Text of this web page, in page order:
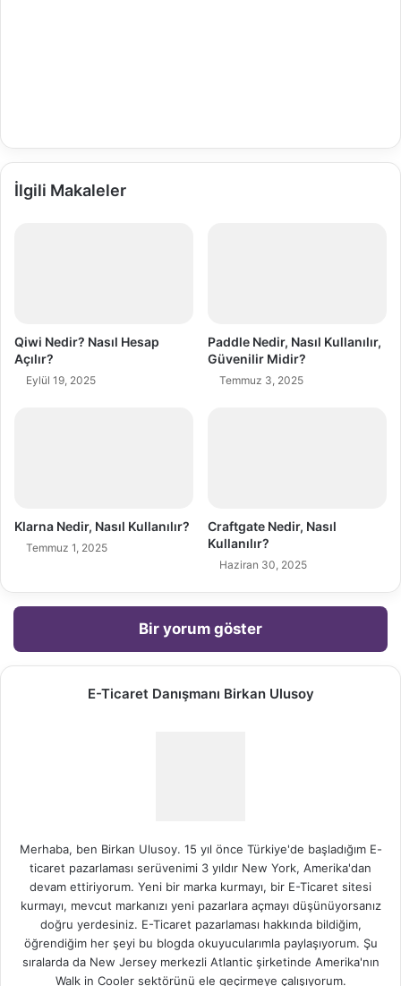
İlgili Makaleler
Qiwi Nedir? Nasıl Hesap
Açılır?
Eylül 19, 2025
Paddle Nedir, Nasıl Kullanılır,
Güvenilir Midir?
Temmuz 3, 2025
Klarna Nedir, Nasıl Kullanılır?
Temmuz 1, 2025
Craftgate Nedir, Nasıl
Kullanılır?
Haziran 30, 2025
Bir yorum göster
E-Ticaret Danışmanı Birkan Ulusoy
Merhaba, ben Birkan Ulusoy. 15 yıl önce Türkiye'de başladığım E-
ticaret pazarlaması serüvenimi 3 yıldır New York, Amerika'dan
devam ettiriyorum. Yeni bir marka kurmayı, bir E-Ticaret sitesi
kurmayı, mevcut markanızı yeni pazarlara açmayı düşünüyorsanız
doğru yerdesiniz. E-Ticaret pazarlaması hakkında bildiğim,
öğrendiğim her şeyi bu blogda okuyucularımla paylaşıyorum. Şu
sıralarda da New Jersey merkezli Atlantic şirketinde Amerika'nın
Walk in Coolersektörünü ele geçirmeye çalışıyorum.